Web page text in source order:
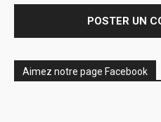
Aimez notre page Facebook